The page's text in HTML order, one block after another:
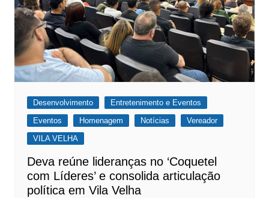
Desenvolvimento
Entretenimento e Eventos
Eventos
Homenagem Notícias
Vereador
VILA VELHA
Deva reúne lideranças no ‘Coquetel
com Líderes’ e consolida articulação
política em Vila Velha